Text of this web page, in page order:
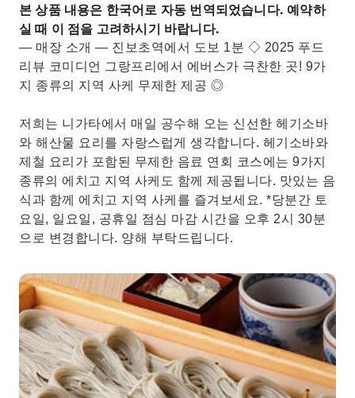
본 상품 내용은 한국어로 자동 번역되었습니다. 예약하
실 때 이 점을 고려하시기 바랍니다.
— 매장 소개 — 진보초역에서 도보 1분 ◇ 2025 푸드
리뷰 코미디언 그랑프리에서 에버스가 극찬한 곳! 9가
지 종류의 지역 사케 무제한 제공 ◎
저희는 니가타에서 매일 공수해 오는 신선한 헤기소바
와 해산물 요리를 자랑스럽게 생각합니다. 헤기소바와
제철 요리가 포함된 무제한 음료 연회 코스에는 9가지
종류의 에치고 지역 사케도 함께 제공됩니다. 맛있는 음
식과 함께 에치고 지역 사케를 즐겨보세요. *당분간 토
요일, 일요일, 공휴일 점심 마감 시간을 오후 2시 30분
으로 변경합니다. 양해 부탁드립니다.